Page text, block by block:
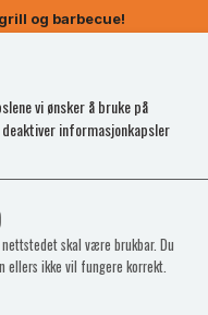
og barbecue!
vi ønsker å bruke på
informasjonkapsler
skal være brukbar. Du
ellers ikke vil fungere korrekt.